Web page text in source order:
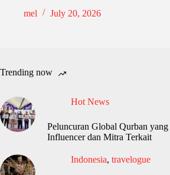
mel
July 20, 2026
Trending now
Hot News
Peluncuran Global Qurban
Influencer dan Mitra Terkait
Indonesia, travelogue